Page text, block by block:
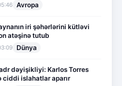
Avropa
iri şəhərlərini kütləvi
atəşinə tutub
Dünya
dəyişikliyi: Karlos Torres
ciddi islahatlar aparır